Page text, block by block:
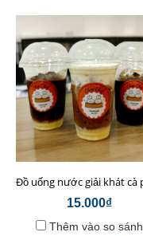
15.000₫
Thêm vào so sánh